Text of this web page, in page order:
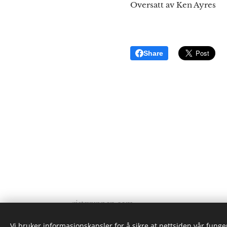
Oversatt av Ken Ayres
Share
ristgruppen.com